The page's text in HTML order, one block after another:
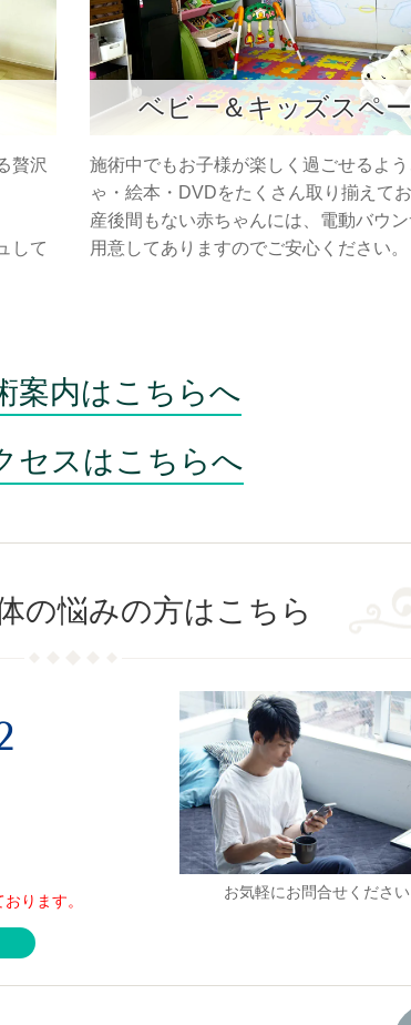
贅沢
して
ベビー＆キッズスペ
施術中でもお子様が楽しく過ごせるよ
ゃ・絵本・DVDをたくさん取り揃えてお
産後間もない赤ちゃんには、電動バウ
用意してありますのでご安心ください。
案内はこちらへ
セスはこちらへ
の悩みの方はこちら
お気軽にお問合せください
ります。